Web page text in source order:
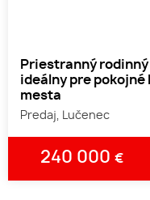
Priestranný
ideálny pre
mesta
Predaj, Lučenec
240 000 €